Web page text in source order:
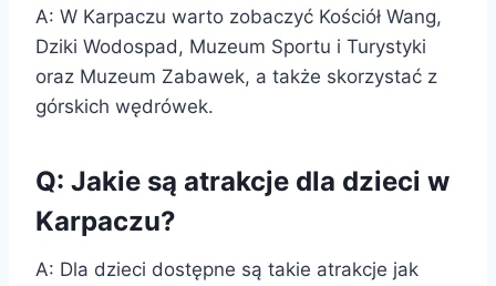
A: W Karpaczu warto zobaczyć Kościół Wang,
Dziki Wodospad, Muzeum Sportu i Turystyki
oraz Muzeum Zabawek, a także skorzystać z
górskich wędrówek.
Q: Jakie są atrakcje dla dzieci w
Karpaczu?
A: Dla dzieci dostępne są takie atrakcje jak